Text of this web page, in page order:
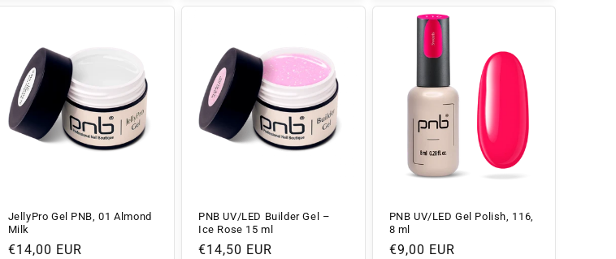
JellyPro Gel PNB, 01 Almond
Milk
Normaler
€14,00 EUR
PNB UV/LED Builder Gel –
Ice Rose 15 ml
Normaler
€14,50 EUR
PNB UV/LED Gel Polish, 116,
8 ml
Normaler
€9,00 EUR